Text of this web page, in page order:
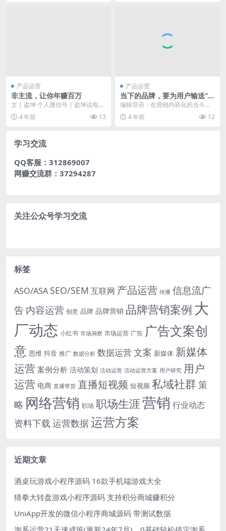
产品运营
非主流，让你年赚百万
文 | 盗坤 个人微信号 | 盗坤说电商
（ID: dazk0...
4 年前 13
产品运营
当下的品牌，要为用户输送“情
绪物资”
编辑导语：在营销内容化的当今，
品牌营销需要的是给用户提供“情绪
物资”。本文作者从...
4 年前 12
学习交流
QQ客服：312869007
网赚交流群：37294287
关注公众号学习交流
标签
ASO/ASA SEO/SEM 互联网 产品运营 传播 信息流广
告 内容运营 创意 品牌 品牌营销 品牌营销案例 大
厂动态 小红书 市场洞察 市场运营 广告 广告文案创
意 思维 抖音 推广 数据分析 数据运营文案 新媒体 新媒体
运营 案例分析 活动策划 活动运营 活动运营方案 用户研究 用户
运营 电商 直播带货 直播短视频 短视频 私域社群 策
略 网络营销 职场 职场生涯营销 行业动态
资料下载 运营数据运营方案
近期文章
酒桌玩游戏小程序源码 16款手机端游戏大全
猜拳大转盘游戏小程序源码 支持积分商城赚积分
UniApp开发的微信小程序商城源码 带测试数据